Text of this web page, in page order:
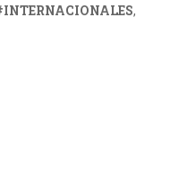
INTERNACIONALES